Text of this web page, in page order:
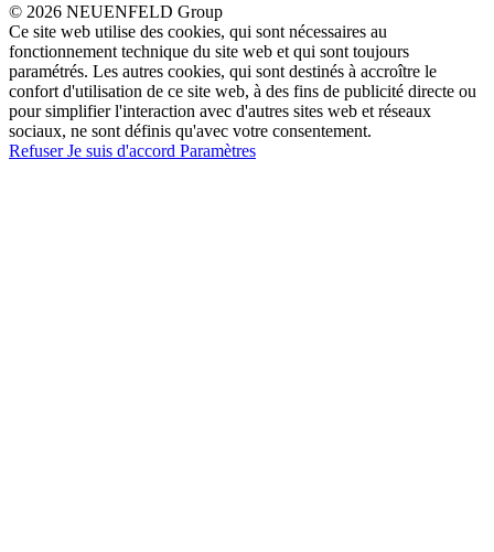
© 2026 NEUENFELD Group
Ce site web utilise des cookies, qui sont nécessaires au
fonctionnement technique du site web et qui sont toujours
paramétrés. Les autres cookies, qui sont destinés à accroître le
confort d'utilisation de ce site web, à des fins de publicité directe ou
pour simplifier l'interaction avec d'autres sites web et réseaux
sociaux, ne sont définis qu'avec votre consentement.
RefuserJe suis d'accord Paramètres